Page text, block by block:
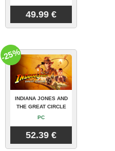
49.99 €
INDIANA JONES AND
THE GREAT CIRCLE
PC
52.39 €
-25%